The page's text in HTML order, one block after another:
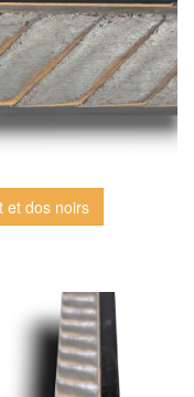
et dos noirs